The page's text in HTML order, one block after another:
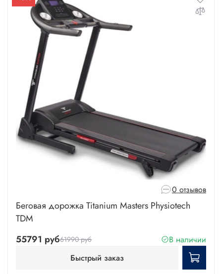
0 отзывов
Беговая дорожка Titanium Masters Physiotech
TDM
55791 руб61990 руб
В наличии
Быстрый заказ